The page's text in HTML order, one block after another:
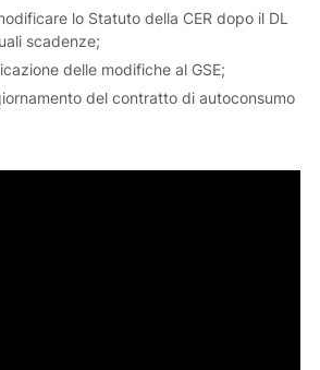
lo Statuto della CER dopo il DL
scadenze;
delle modifiche al GSE;
del contratto di autoconsumo